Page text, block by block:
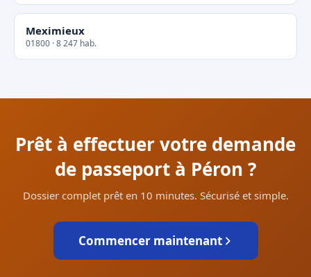
Meximieux
01800 · 8 247 hab.
Prêt à effectuer votre demande
de passeport à Péron ?
Dossier complet prêt en 10 minutes. Sécurisé et simple.
Commencer maintenant